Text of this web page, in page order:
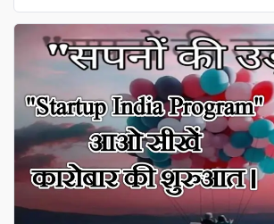
was:
₹2000.
is:
₹500.